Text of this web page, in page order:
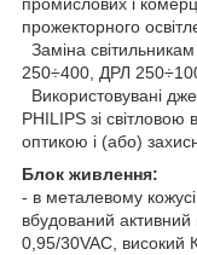
промислових і
прожекторного
Заміна
250÷400, ДРЛ
Використовувані
PHILIPS зі світловою
оптикою і (або)
Блок живлення:
- в металевому
вбудований активний
0,95/30VAC, високий